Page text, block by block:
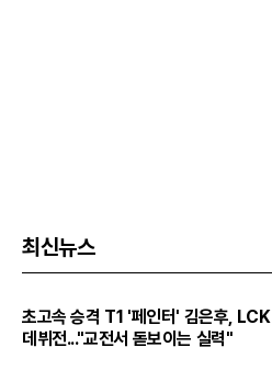
최신뉴스
초고속 승격 T1 '페인터' 김은후, LCK
데뷔전..."교전서 돋보이는 실력"